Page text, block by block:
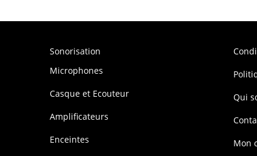
Sonorisation
Microphones
Casque et Ecouteur
Amplificateurs
Enceintes
Qui
Mon